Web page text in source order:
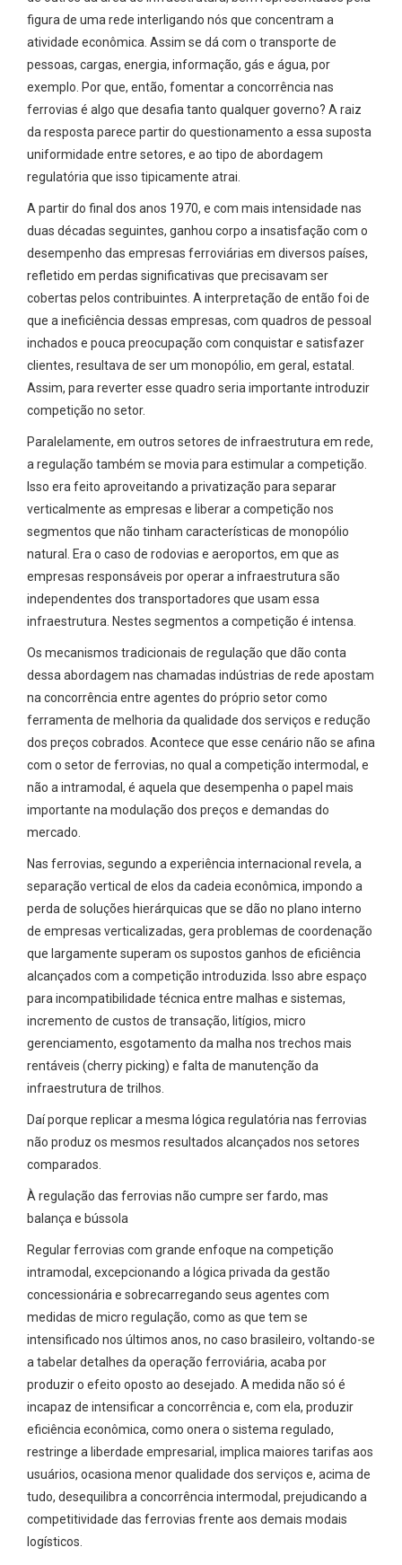
figura de uma rede interligando nós que concentram a
atividade econômica. Assim se dá com o transporte de
pessoas, cargas, energia, informação, gás e água, por
exemplo. Por que, então, fomentar a concorrência nas
ferrovias é algo que desafia tanto qualquer governo? A raiz
da resposta parece partir do questionamento a essa suposta
uniformidade entre setores, e ao tipo de abordagem
regulatória que isso tipicamente atrai.
A partir do final dos anos 1970, e com mais intensidade nas
duas décadas seguintes, ganhou corpo a insatisfação com o
desempenho das empresas ferroviárias em diversos países,
refletido em perdas significativas que precisavam ser
cobertas pelos contribuintes. A interpretação de então foi de
que a ineficiência dessas empresas, com quadros de pessoal
inchados e pouca preocupação com conquistar e satisfazer
clientes, resultava de ser um monopólio, em geral, estatal.
Assim, para reverter esse quadro seria importante introduzir
competição no setor.
Paralelamente, em outros setores de infraestrutura em rede,
a regulação também se movia para estimular a competição.
Isso era feito aproveitando a privatização para separar
verticalmente as empresas e liberar a competição nos
segmentos que não tinham características de monopólio
natural. Era o caso de rodovias e aeroportos, em que as
empresas responsáveis por operar a infraestrutura são
independentes dos transportadores que usam essa
infraestrutura. Nestes segmentos a competição é intensa.
Os mecanismos tradicionais de regulação que dão conta
dessa abordagem nas chamadas indústrias de rede apostam
na concorrência entre agentes do próprio setor como
ferramenta de melhoria da qualidade dos serviços e redução
dos preços cobrados. Acontece que esse cenário não se afina
com o setor de ferrovias, no qual a competição intermodal, e
não a intramodal, é aquela que desempenha o papel mais
importante na modulação dos preços e demandas do
mercado.
Nas ferrovias, segundo a experiência internacional revela, a
separação vertical de elos da cadeia econômica, impondo a
perda de soluções hierárquicas que se dão no plano interno
de empresas verticalizadas, gera problemas de coordenação
que largamente superam os supostos ganhos de eficiência
alcançados com a competição introduzida. Isso abre espaço
para incompatibilidade técnica entre malhas e sistemas,
incremento de custos de transação, litígios, micro
gerenciamento, esgotamento da malha nos trechos mais
rentáveis (cherry picking) e falta de manutenção da
infraestrutura de trilhos.
Daí porque replicar a mesma lógica regulatória nas ferrovias
não produz os mesmos resultados alcançados nos setores
comparados.
À regulação das ferrovias não cumpre ser fardo, mas
balança e bússola
Regular ferrovias com grande enfoque na competição
intramodal, excepcionando a lógica privada da gestão
concessionária e sobrecarregando seus agentes com
medidas de micro regulação, como as que tem se
intensificado nos últimos anos, no caso brasileiro, voltando-se
a tabelar detalhes da operação ferroviária, acaba por
produzir o efeito oposto ao desejado. A medida não só é
incapaz de intensificar a concorrência e, com ela, produzir
eficiência econômica, como onera o sistema regulado,
restringe a liberdade empresarial, implica maiores tarifas aos
usuários, ocasiona menor qualidade dos serviços e, acima de
tudo, desequilibra a concorrência intermodal, prejudicando a
competitividade das ferrovias frente aos demais modais
logísticos.